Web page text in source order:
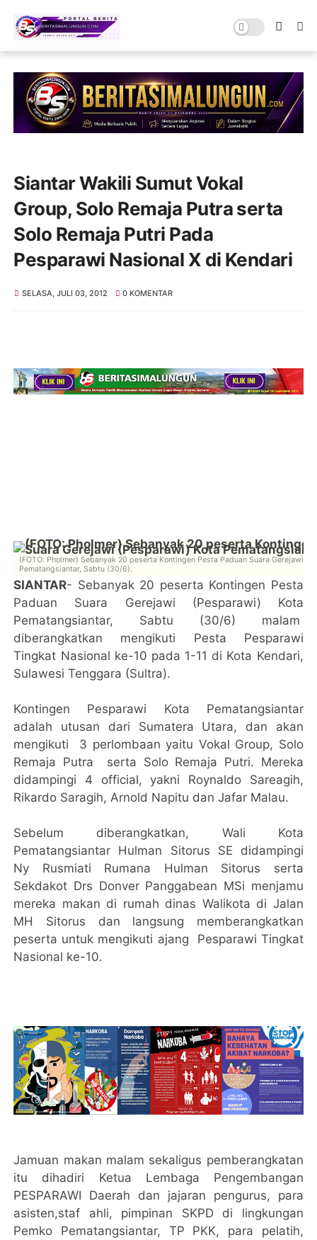
Siantar Wakili Sumut Vokal
Group, Solo Remaja Putra serta
Solo Remaja Putri Pada
Pesparawi Nasional X di Kendari
SELASA, JULI 03, 2012 0 KOMENTAR
(FOTO: Pholmer) Sebanyak 20 peserta Kontingen Pesta Paduan Suara Gerejawi
Pematangsiantar, Sabtu (30/6).
SIANTAR- Sebanyak 20 peserta Kontingen Pesta
Paduan Suara Gerejawi (Pesparawi) Kota
Pematangsiantar, Sabtu (30/6) malam
diberangkatkan mengikuti Pesta Pesparawi
Tingkat Nasional ke-10 pada 1-11 di Kota Kendari,
Sulawesi Tenggara (Sultra).
Kontingen Pesparawi Kota Pematangsiantar
adalah utusan dari Sumatera Utara, dan akan
mengikuti 3 perlombaan yaitu Vokal Group, Solo
Remaja Putra serta Solo Remaja Putri. Mereka
didampingi 4 official, yakni Roynaldo Sareagih,
Rikardo Saragih, Arnold Napitu dan Jafar Malau.
Sebelum diberangkatkan, Wali Kota
Pematangsiantar Hulman Sitorus SE didampingi
Ny Rusmiati Rumana Hulman Sitorus serta
Sekdakot Drs Donver Panggabean MSi menjamu
mereka makan di rumah dinas Walikota di Jalan
MH Sitorus dan langsung memberangkatkan
peserta untuk mengikuti ajang Pesparawi Tingkat
Nasional ke-10.
Jamuan makan malam sekaligus pemberangkatan
itu dihadiri Ketua Lembaga Pengembangan
PESPARAWI Daerah dan jajaran pengurus, para
asisten,staf ahli, pimpinan SKPD di lingkungan
Pemko Pematangsiantar, TP PKK, para pelatih,